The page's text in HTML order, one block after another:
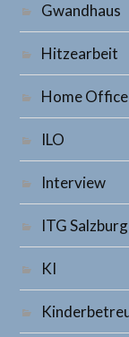
Gwandhaus
Hitzearbeit
Home Office
ILO
Interview
ITG Salzburg
KI